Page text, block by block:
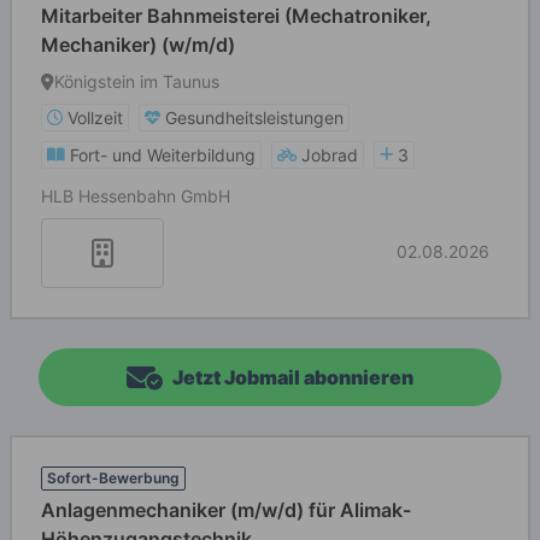
Mitarbeiter Bahnmeisterei (Mechatroniker,
Mechaniker) (w/m/d)
Königstein im Taunus
Vollzeit
Gesundheitsleistungen
Fort- und Weiterbildung
Jobrad
3
HLB Hessenbahn GmbH
02.08.2026
Jetzt Jobmail abonnieren
Sofort-Bewerbung
Anlagenmechaniker (m/w/d) für Alimak-